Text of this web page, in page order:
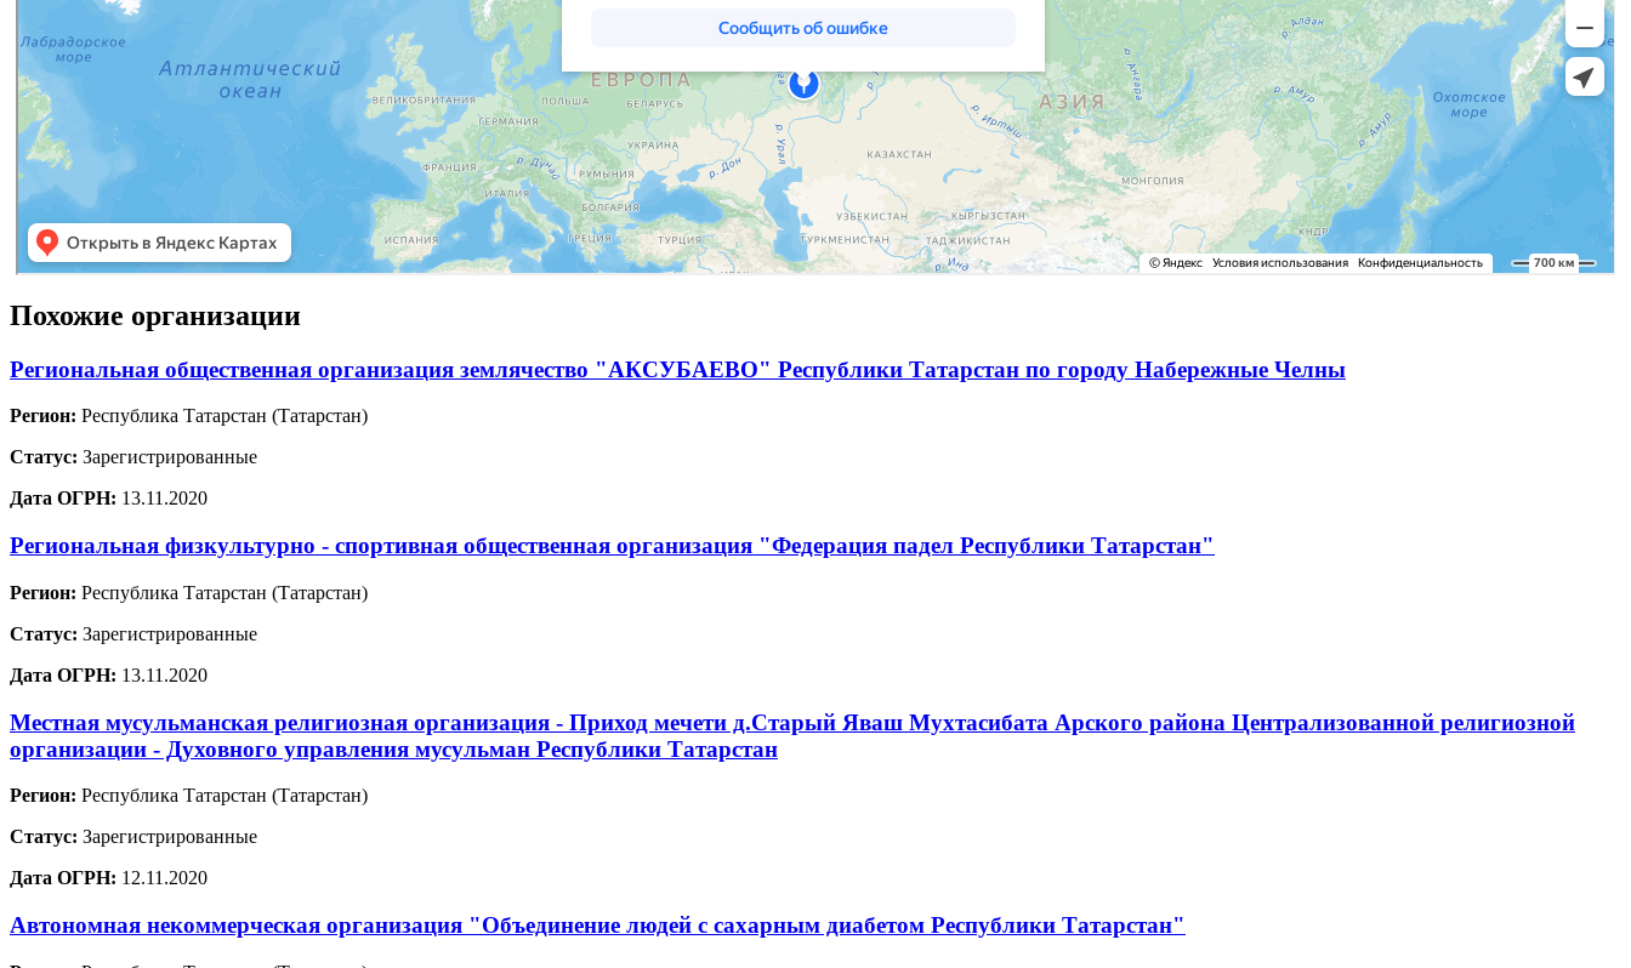
Похожие организации
Региональная общественная организация землячество "АКСУБАЕВО" Республики Татарстан по городу Набережные Челны
Регион: Республика Татарстан (Татарстан)
Статус: Зарегистрированные
Дата ОГРН: 13.11.2020
Региональная физкультурно - спортивная общественная организация "Федерация падел Республики Татарстан"
Регион: Республика Татарстан (Татарстан)
Статус: Зарегистрированные
Дата ОГРН: 13.11.2020
Местная мусульманская религиозная организация - Приход мечети д.Старый Яваш Мухтасибата Арского района Централизованной религиозной
организации - Духовного управления мусульман Республики Татарстан
Регион: Республика Татарстан (Татарстан)
Статус: Зарегистрированные
Дата ОГРН: 12.11.2020
Автономная некоммерческая организация "Объединение людей с сахарным диабетом Республики Татарстан"